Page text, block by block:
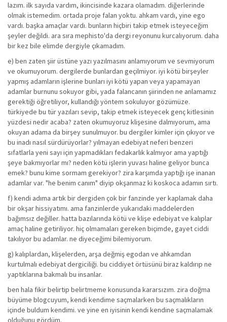
lazım. ilk sayıda vardım, ikincisinde kazara olamadım. diğerlerinde
olmak istemedim. ortada proje falan yoktu. ahkam vardı, yine ego
vardı. başka amaçlar vardı. bunların hiçbiri takip etmek isteyeceğim
şeyler değildi. ara sıra mephisto'da dergi reyonunu kurcalıyorum. daha
bir kez bile elimde dergiyle çıkamadım.
e) ben zaten şiir üstüne yazı yazılmasını anlamıyorum ve sevmiyorum
ve okumuyorum. dergilerde bunlardan geçilmiyor. iyi kötü birşeyler
yapmış adamların işlerine bunları iyi kötü yapan veya yapamayan
adamlar burnunu sokuyor gibi, yada falancanın şiirinden ne anlamamız
gerektiği öğretiliyor, kullandığı yöntem sokuluyor gözümüze.
türkiyede bu tür yazıları sevip, takip etmek isteyecek genç kitlesinin
yüzdesi nedir acaba? zaten okumuyoruz klişesine dalmıyorum, ama
okuyan adama da birşey sunulmuyor. bu dergiler kimler için çıkıyor ve
bu inadı nasıl sürdürüyorlar? yılmayan edebiyat neferi benzeri
sıfatlarla yeni sayı için yapmadıkları fedakarlık kalmıyor ama yaptığı
şeye bakmıyorlar mı? neden kötü işlerin yuvası haline geliyor bunca
emek? bunu kime sormam gerekiyor? zira karşımda yaptığı işe inanan
adamlar var. "he benim canım" diyip okşanmaz ki koskoca adamın sırtı.
f) kendi adıma artık bir dergiden çok bir fanzinde yer kaplamak daha
bir okşar hissiyatımı. ama fanzinlerde yukarıdaki maddelerden
bağımsız değiller. hatta bazılarında kötü ve klişe edebiyat ve kalıplar
amaç haline getiriliyor. hiç olmamaları gereken biçimde, gayet ciddi
takılıyor bu adamlar. ne diyeceğimi bilemiyorum.
g) kalıplardan, klişelerden, arşa değmiş egodan ve ahkamdan
kurtulmalı edebiyat dergiciliği. bu ciddiyet örtüsünü biraz kaldırıp ne
yaptıklarına bakmalı bu insanlar.
ben hala fikir belirtip belirtmeme konusunda kararsızım. zira doğma
büyüme blogcuyum, kendi kendime saçmalarken bu saçmalıkların
içinde buldum kendimi. ve yine en iyisinin kendi kendine saçmalamak
olduğunu gördüm.